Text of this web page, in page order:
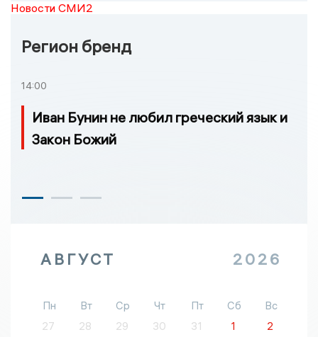
Новости СМИ2
Регион бренд
14:00
Иван Бунин не любил греческий язык и
Закон Божий
АВГУСТ 2026
Пн Вт Ср Чт Пт Сб
Вс
27
28 29 30 31 1
2